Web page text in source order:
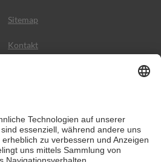
Sitemap
Kontakt
für unvergesslichen